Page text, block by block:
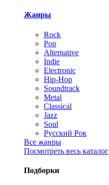
Жанры
Rock
Pop
Alternative
Indie
Electronic
Hip-Hop
Soundtrack
Metal
Classical
Jazz
Soul
Русский Рок
Все жанры
Посмотреть весь каталог
Подборки